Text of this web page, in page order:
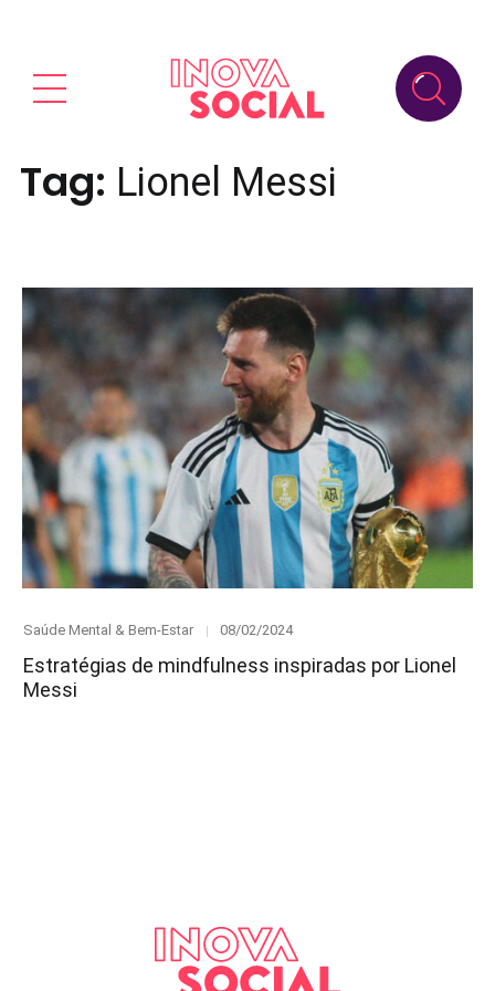
Tag: Lionel Messi
Category
Saúde Mental & Bem-Estar
Posted
08/02/2024
Estratégias de mindfulness inspiradas por Lionel
Messi